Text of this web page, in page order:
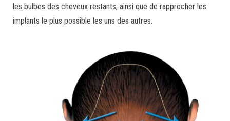
les bulbes des cheveux restants, ainsi que de rapprocher les
implants le plus possible les uns des autres.